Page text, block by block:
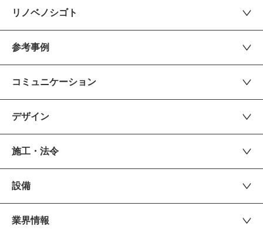
リノベノシゴト
参考事例
コミュニケーション
デザイン
施工・法令
設備
業界情報